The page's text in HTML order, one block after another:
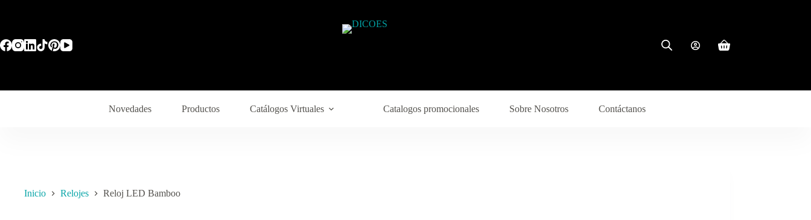
Novedades Productos Catálogos Virtuales Catalogos promocionales Sobre Nosotros Contáctanos
Inicio Relojes Reloj LED Bamboo